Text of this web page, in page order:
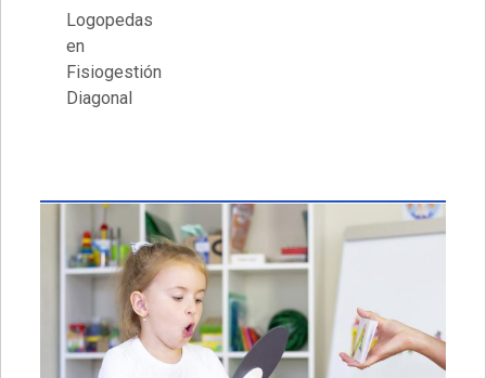
Logopedas
en
Fisiogestión
Diagonal